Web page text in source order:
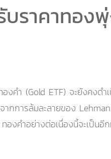
บราคาทอง
คำ (Gold ETF) จะยังคงด
กการล้มละลายของ
องคำอย่างต่อเนื่องนี้จะเป็น